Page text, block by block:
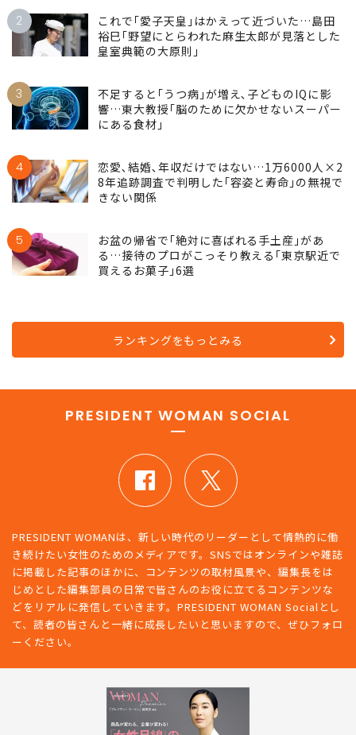
2
これで｢愛子天皇｣はかえって近づいた…島田
裕巳｢野望にとらわれた麻生太郎が見落とした
皇室典範の大原則｣
3
不足すると｢うつ病｣が増え､子どものIQに影
響…東大教授｢脳のために欠かせないスーパー
にある食材｣
4
恋愛､結婚､年収だけではない…1万6000人×2
8年追跡調査で判明した｢容姿と寿命｣の無視で
きない関係
5
お盆の帰省で｢絶対に喜ばれる手土産｣があ
る…接待のプロがこっそり教える｢東京駅近で
買えるお菓子｣6選
ランキングをもっとみる
PRESIDENT WOMAN SOCIAL
PRESIDENT WOMANは、新しい時代のリーダーとして情熱的に働
き続けたい女性のためのメディアです。SNSではオンラインや雑誌
に掲載した記事のほかに、コンテンツの取材風景や、編集長をは
じめとした編集部員の日常で皆さんのお役に立てるコンテンツな
どをリアルに発信していきます。PRESIDENT WOMAN Socialとし
て、読者の皆さんと一緒に成長したいと思いますので、ぜひフォロ
ーください。